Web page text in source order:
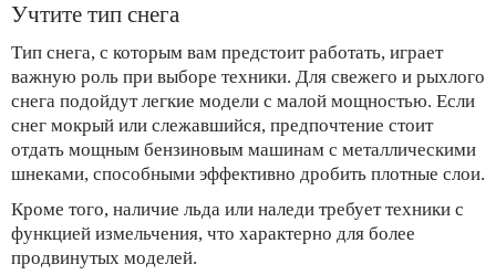
Учтите тип снега
Тип снега, с которым вам предстоит работать, играет
важную роль при выборе техники. Для свежего и рыхлого
снега подойдут легкие модели с малой мощностью. Если
снег мокрый или слежавшийся, предпочтение стоит
отдать мощным бензиновым машинам с металлическими
шнеками, способными эффективно дробить плотные слои.
Кроме того, наличие льда или наледи требует техники с
функцией измельчения, что характерно для более
продвинутых моделей.